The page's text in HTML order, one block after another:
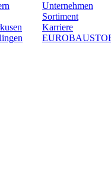
Unternehmen
Sortiment
Karriere